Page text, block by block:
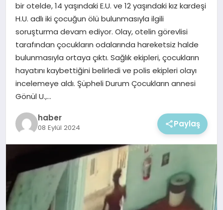
EKONOMI
MAGAZIN
bir otelde, 14 yaşındaki E.U. ve 12 yaşındaki kız kardeşi
H.U. adlı iki çocuğun ölü bulunmasıyla ilgili
soruşturma devam ediyor. Olay, otelin görevlisi
tarafından çocukların odalarında hareketsiz halde
bulunmasıyla ortaya çıktı. Sağlık ekipleri, çocukların
hayatını kaybettiğini belirledi ve polis ekipleri olayı
incelemeye aldı. Şüpheli Durum Çocukların annesi
Gönül U.,…
haber
08 Eylül 2024 Paylaş